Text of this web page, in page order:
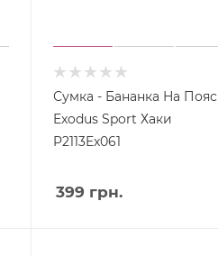
Сумка - Бананка На Пояс
Exodus Sport Хаки
P2113Ex061
399 грн.